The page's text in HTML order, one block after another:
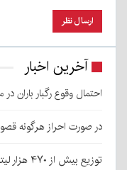
آخرین اخبار
احتمال وقوع رگبار باران
در صورت احراز هرگونه
توزیع بیش از ۴۷۰ هزار لیتر آب میان عزاداران جامانده اربعین در کرمان